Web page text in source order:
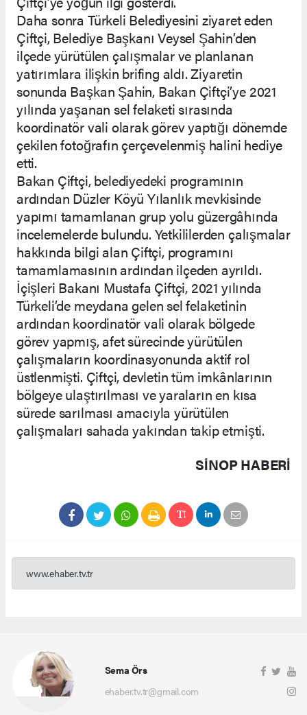
Daha sonra Türkeli Belediyesini ziyaret eden
Çiftçi, Belediye Başkanı Veysel Şahin’den
ilçede yürütülen çalışmalar ve planlanan
yatırımlara ilişkin brifing aldı. Ziyaretin
sonunda Başkan Şahin, Bakan Çiftçi’ye 2021
yılında yaşanan sel felaketi sırasında
koordinatör vali olarak görev yaptığı dönemde
çekilen fotoğrafın çerçevelenmiş halini hediye
etti.
Bakan Çiftçi, belediyedeki programının
ardından Düzler Köyü Yılanlık mevkisinde
yapımı tamamlanan grup yolu güzergâhında
incelemelerde bulundu. Yetkililerden çalışmalar
hakkında bilgi alan Çiftçi, programını
tamamlamasının ardından ilçeden ayrıldı.
İçişleri Bakanı Mustafa Çiftçi, 2021 yılında
Türkeli’de meydana gelen sel felaketinin
ardından koordinatör vali olarak bölgede
görev yapmış, afet sürecinde yürütülen
çalışmaların koordinasyonunda aktif rol
üstlenmişti. Çiftçi, devletin tüm imkânlarının
bölgeye ulaştırılması ve yaraların en kısa
sürede sarılması amacıyla yürütülen
çalışmaları sahada yakından takip etmişti.
SINOP HABERİ
www.ehaber.tv.tr
Sema Örs
ehaber.tv.tr@gmail.com